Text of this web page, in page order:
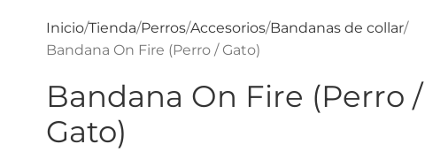
Inicio Tienda Perros Accesorios Bandanas de collar
Bandana On Fire (Perro / Gato)
Bandana On Fire (Perro /
Gato)